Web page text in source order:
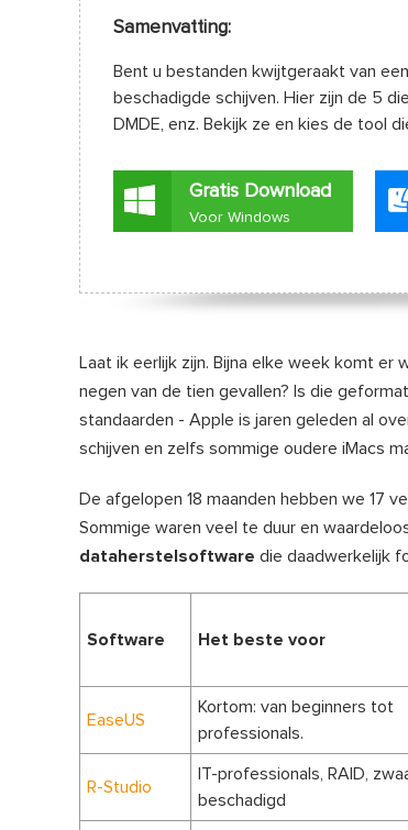
Samenvatting:
Bent u bestanden kwijtgeraakt van
beschadigde schijven. Hier zijn de 5
DMDE, enz. Bekijk ze en kies de tool
Gratis Download
Voor Windows
Laat ik eerlijk zijn. Bijna elke week komt
negen van de tien gevallen? Is die
standaarden - Apple is jaren geleden al
schijven en zelfs sommige oudere iMacs
De afgelopen 18 maanden hebben we 17
Sommige waren veel te duur en
dataherstelsoftware die daadwerkelijk
Software Het beste voor
EaseUS
Kortom: van beginners tot
professionals.
R-Studio
IT-professionals, RAID,
beschadigd